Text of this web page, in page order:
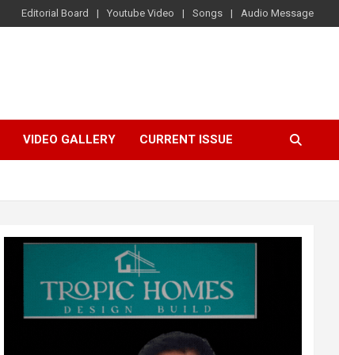
Editorial Board Youtube Video Songs Audio Message
VIDEO GALLERY CURRENT ISSUE